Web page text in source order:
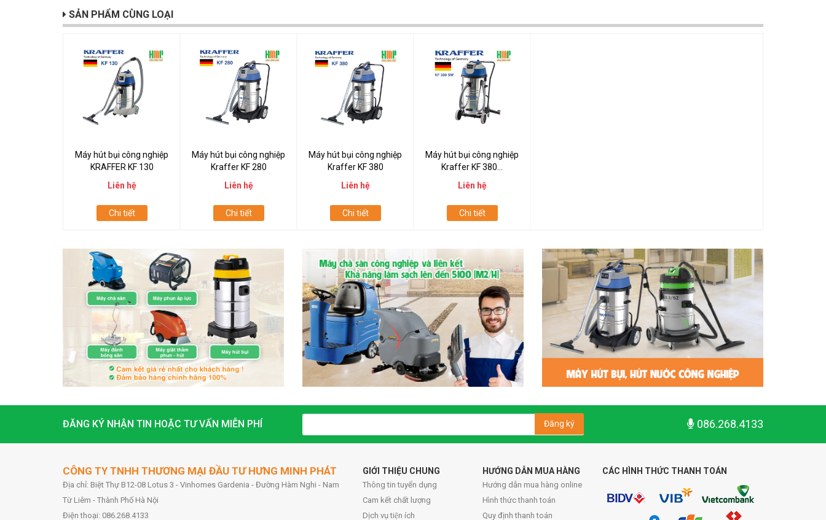
SẢN PHẨM CÙNG LOẠI
Máy hút bụi công nghiệp
KRAFFER KF 130
Liên hệ
Chi tiết
Máy hút bụi công nghiệp
Kraffer KF 280
Liên hệ
Chi tiết
Máy hút bụi công nghiệp
Kraffer KF 380
Liên hệ
Chi tiết
Máy hút bụi công nghiệp
Kraffer KF 380...
Liên hệ
Chi tiết
ĐĂNG KÝ NHẬN TIN HOẶC TƯ VẤN MIỄN PHÍ Đăng ký 086.268.4133
CÔNG TY TNHH THƯƠNG MẠI ĐẦU TƯ HƯNG MINH PHÁT
Địa chỉ: Biệt Thự B12-08 Lotus 3 - Vinhomes Gardenia - Đường Hàm Nghi - Nam
Từ Liêm - Thành Phố Hà Nội
Điện thoại: 086.268.4133
GIỚI THIỆU CHUNG
Thông tin tuyển dụng
Cam kết chất lượng
Dịch vụ tiện ích
HƯỚNG DẪN MUA HÀNG
Hướng dẫn mua hàng online
Hình thức thanh toán
Quy định thanh toán
CÁC HÌNH THỨC THANH TOÁN